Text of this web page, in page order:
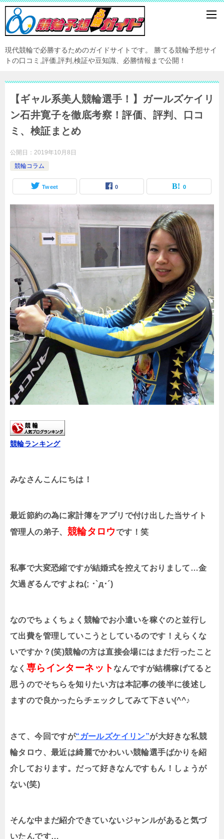
現代競輪で必勝するためのガイドサイトです。 勝てる競輪予想サイ
トの口コミ,評価,評判,検証や豆知識、必勝情報まで公開！
【ギャル系美人競輪選手！】ガールズケイリ
ン石井寛子を徹底考察！評価、評判、口コ
ミ、検証まとめ
公開日： 2019年10月8日
競輪コラム
Tweet 0 0
競輪ランキング
みなさんこんにちは！
最近節約の為に家計簿をアプリで付け出した当サイト
管理人の弟子、 競輪タロウです！笑
私事で大変恐縮ですが結婚式を控えておりまして…金
欠過ぎるんですよね(; ･`д･´)
なのでちょくちょく競輪でお小遣いを稼ぐのと並行し
て出費を管理していこうとしているのです！えらくな
いですか？(笑)競輪の方は直接会場にはまだ行ったこと
なく 専らインターネットなんですが結構稼げてると
思うのでそちらを知りたい方は本記事の後半に後述し
ますので良かったらチェックしてみて下さい(^^♪
さて、今回ですが“ガールズケイリン”が大好きな私競
輪タロウ、最近は綺麗でかわいい競輪選手ばかりを紹
介しております。だって好きなんですもん！しょうが
ない(笑)
そんな中まだ紹介できていないジャンルがあると気づ
いたんです…